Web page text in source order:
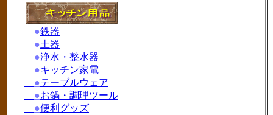
●鉄器
●土器
●浄水・整水器
●キッチン家電
●テーブルウェア
●お鍋・調理ツール
●便利グッズ